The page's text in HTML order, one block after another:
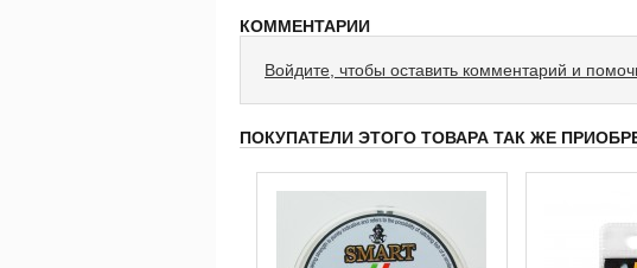
КОММЕНТАРИИ
Войдите, чтобы оставить комментарий и
ПОКУПАТЕЛИ ЭТОГО ТОВАРА ТАК ЖЕ